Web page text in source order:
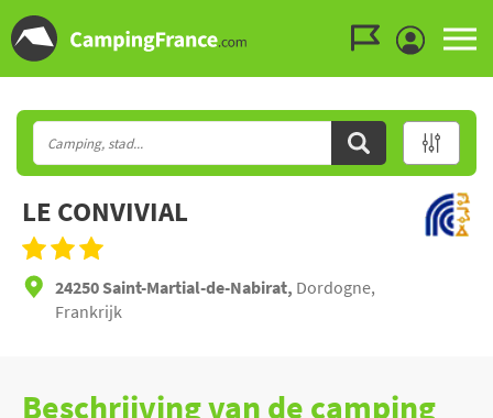
LE CONVIVIAL
24250 Saint-Martial-de-Nabirat, Dordogne,
Frankrijk
Beschrijving van de camping